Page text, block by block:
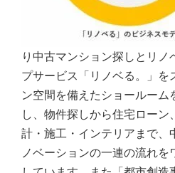
り中古マンション探しとリノ
プサービス「リノベる。」を
ン空間を備えたショールーム
し、物件探しから住宅ローン
計・施工・インテリアまで、
ノベーションの一連の流れを